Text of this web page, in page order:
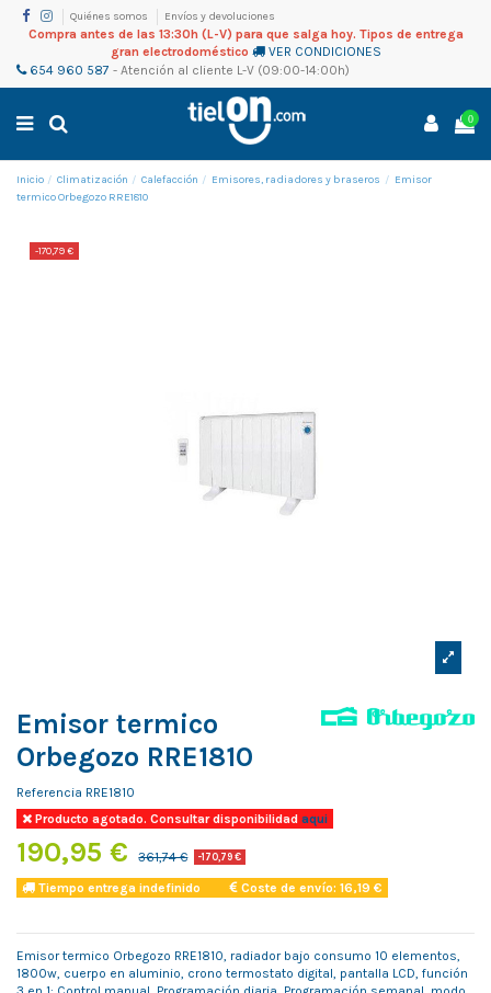
Quiénes somos Envíos y devoluciones
Compra antes de las 13:30h (L-V) para que salga hoy. Tipos de entrega
gran electrodoméstico
VER CONDICIONES
654 960 587 - Atención al cliente L-V (09:00-14:00h)
0
Inicio Climatización Calefacción Emisores, radiadores y braseros
Emisor
termico Orbegozo RRE1810
-170,79 €
Emisor termico
Orbegozo RRE1810
Referencia RRE1810
Producto agotado. Consultar disponibilidadaqui
190,95 € 361,74 € -170,79 €
Tiempo entrega indefinido Coste de envío: 16,19 €
Emisor termico Orbegozo RRE1810, radiador bajo consumo 10 elementos,
1800w, cuerpo en aluminio, crono termostato digital, pantalla LCD, función